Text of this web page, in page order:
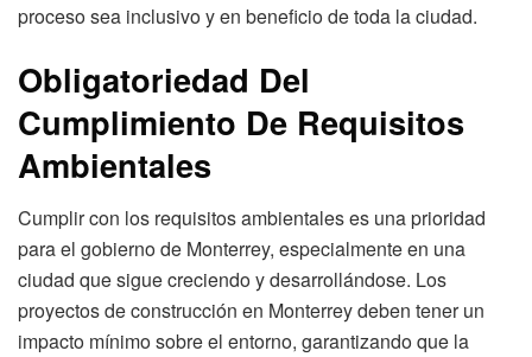
proceso sea inclusivo y en beneficio de toda la ciudad.
Obligatoriedad Del
Cumplimiento De Requisitos
Ambientales
Cumplir con los requisitos ambientales es una prioridad
para el gobierno de Monterrey, especialmente en una
ciudad que sigue creciendo y desarrollándose. Los
proyectos de construcción en Monterrey deben tener un
impacto mínimo sobre el entorno, garantizando que la